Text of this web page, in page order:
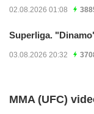
02.08.2026 01:08
Superliga.
03.08.2026 20:32
MMA (UFC)